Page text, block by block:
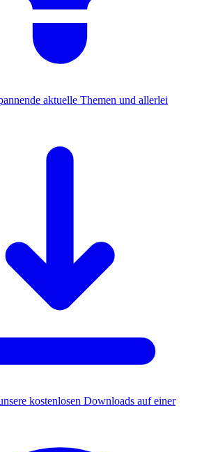
aktuelle Themen und allerlei
kostenlosen Downloads auf einer